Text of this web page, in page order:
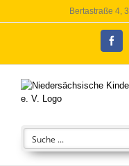
Bertastraße 4,